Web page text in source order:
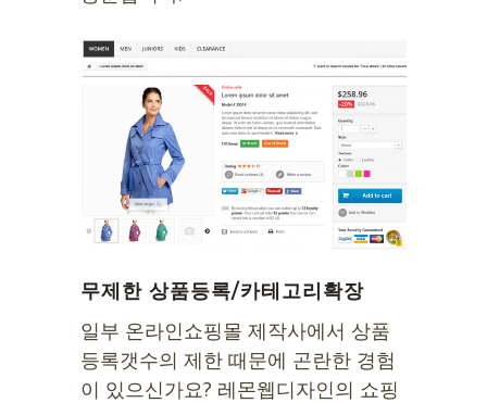
무제한 상품등록/카테고리확장
일부 온라인쇼핑몰 제작사에서 상품
등록갯수의 제한 때문에 곤란한 경험
이 있으신가요? 레몬웹디자인의 쇼핑